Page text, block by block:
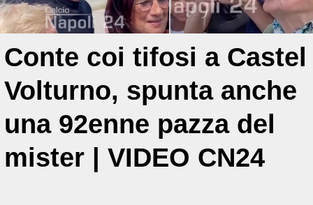
Conte coi tifosi a Castel
Volturno, spunta anche
una 92enne pazza del
mister | VIDEO CN24